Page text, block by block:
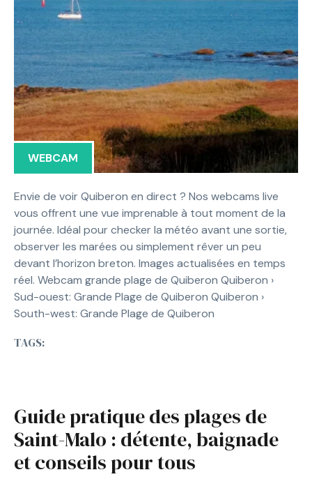
WEBCAM
Envie de voir Quiberon en direct ? Nos webcams live
vous offrent une vue imprenable à tout moment de la
journée. Idéal pour checker la météo avant une sortie,
observer les marées ou simplement rêver un peu
devant l’horizon breton. Images actualisées en temps
réel. Webcam grande plage de Quiberon Quiberon ›
Sud-ouest: Grande Plage de Quiberon Quiberon ›
South-west: Grande Plage de Quiberon
TAGS:
Guide pratique des plages de
Saint-Malo : détente, baignade
et conseils pour tous